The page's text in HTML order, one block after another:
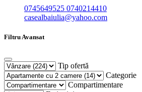
0745649525 0740214410
casealbaiulia@yahoo.com
Filtru Avansat
Tip ofertă
Categorie
Compartimentare